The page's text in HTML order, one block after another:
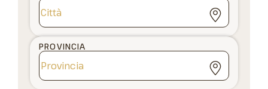
PROVINCIA